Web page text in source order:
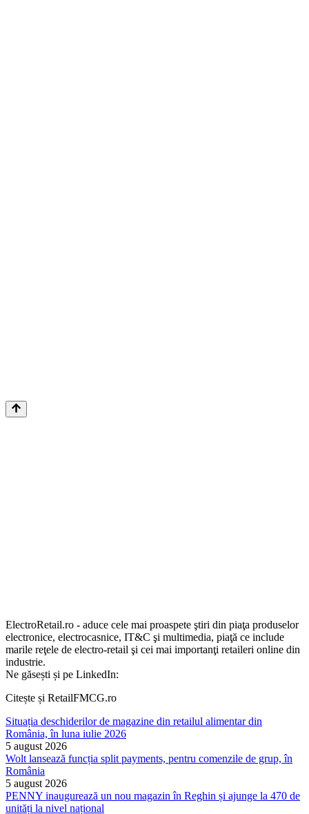
ElectroRetail.ro - aduce cele mai proaspete ştiri din piaţa produselor
electronice, electrocasnice, IT&C şi multimedia, piaţă ce include
marile reţele de electro-retail şi cei mai importanţi retaileri online din
industrie.
Ne găsești și pe LinkedIn:
Citește și RetailFMCG.ro
Situația deschiderilor de magazine din retailul alimentar din
România, în luna iulie 2026
5 august 2026
Wolt lansează funcția split payments, pentru comenzile de grup, în
România
5 august 2026
PENNY inaugurează un nou magazin în Reghin și ajunge la 470 de
unități la nivel național